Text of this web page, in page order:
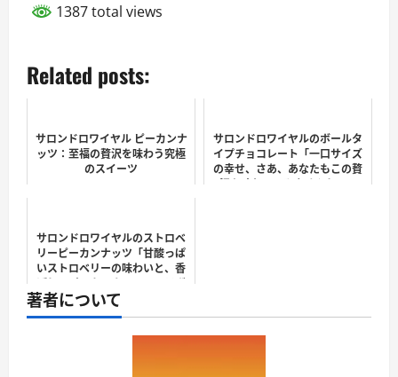
1387 total views
Related posts:
サロンドロワイヤル ピーカンナ
ッツ：至福の贅沢を味わう究極
のスイーツ
サロンドロワイヤルのボールタ
イプチョコレート「一口サイズ
の幸せ、さあ、あなたもこの贅
沢を味わってみませんか？」
サロンドロワイヤルのストロベ
リーピーカンナッツ「甘酸っぱ
いストロベリーの味わいと、香
ばしいピーカンナッツのコラボ
レーション！」
著者について